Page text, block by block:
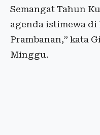
Semangat Tahun
agenda istimewa
Prambanan,” kata
Minggu.